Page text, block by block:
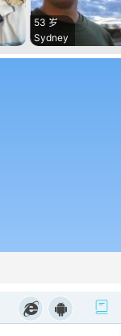
53 岁
Sydney